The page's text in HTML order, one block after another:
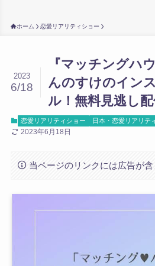
ホーム 恋愛リアリティショー
『マッチングハ
んのすけのイン
ル！無料見逃し
2023
6/18
恋愛リアリティショー 日本・恋愛リアリテ
2023年6月18日
当ページのリンクには広告が含